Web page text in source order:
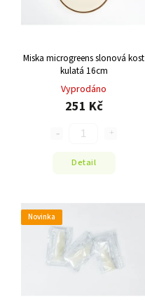
Miska microgreens slonová kost
kulatá 16cm
Vyprodáno
251 Kč
Detail
Novinka